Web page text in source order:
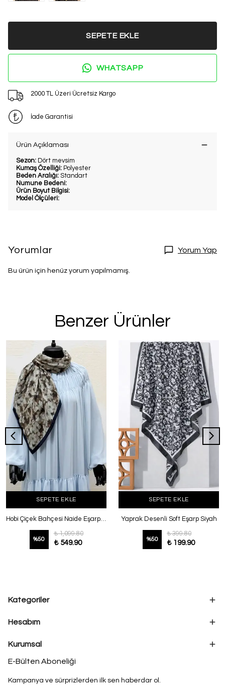
SEPETE EKLE
WHATSAPP
2000 TL Üzeri Ücretsiz Kargo
İade Garantisi
Ürün Açıklaması
Sezon: Dört mevsim
Kumaş Özelliği: Polyester
Beden Aralığı: Standart
Numune Bedeni:
Ürün Boyut Bilgisi:
Model Ölçüleri:
Yorumlar Yorum Yap
Bu ürün için henüz yorum yapılmamış.
Benzer Ürünler
SEPETE EKLE
Hobi Çiçek Bahçesi Naide Eşarp Siyah
%50
₺ 1,099.80
₺ 549.90
SEPETE EKLE
Yaprak Desenli Soft Eşarp Siyah
%50
₺ 399.80
₺ 199.90
Kategoriler
Hesabım
Kurumsal
E-Bülten Aboneliği
Kampanya ve sürprizlerden ilk sen haberdar ol.